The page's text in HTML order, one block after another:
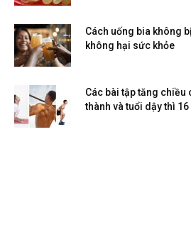
Cách uống bia không
không hại sức khỏe
Các bài tập tăng
thành và tuổi dậy thì 16